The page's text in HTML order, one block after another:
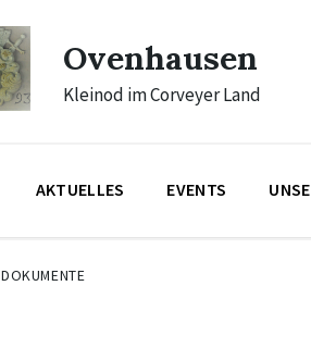
Ovenhausen
Kleinod im Corveyer Land
AKTUELLES EVENTS
DOKUMENTE